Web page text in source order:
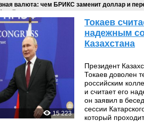
валюта: чем БРИКС заменит доллар и
15 223
Токаев
надежным
Казахстана
Президент
Токаев доволен
российским
и считает его
он заявил в
сессии
который